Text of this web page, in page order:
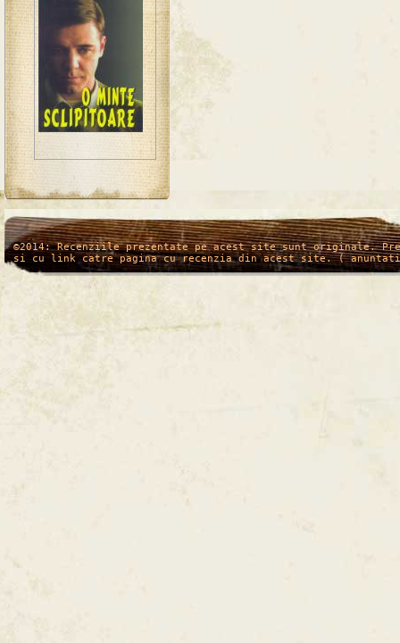
/* */
©2014: Recenziile prezentate pe acest site sunt originale.
si cu link catre pagina cu recenzia din acest site. (